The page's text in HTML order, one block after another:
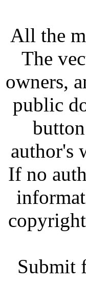
All the
The
owners,
public
author's
If no
Submit